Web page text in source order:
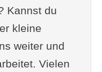
Kannst du
kleine
weiter und
Vielen